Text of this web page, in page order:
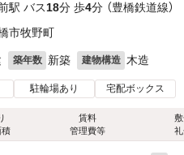
駅 バス18分 歩4分 （豊橋鉄道線）
市牧野町
築年数 新築 建物構造 木造
駐輪場あり 宅配ボックス
賃料
管理費等